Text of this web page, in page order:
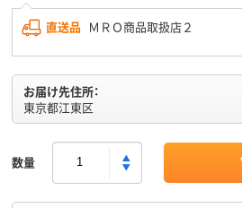
直送品 ＭＲＯ商品取扱店２
お届け先住所：
東京都江東区
数量